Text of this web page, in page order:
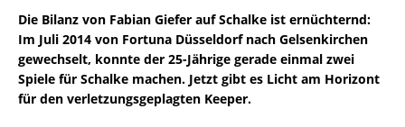
Die Bilanz von Fabian Giefer auf Schalke ist ernüchternd:
Im Juli 2014 von Fortuna Düsseldorf nach Gelsenkirchen
gewechselt, konnte der 25-Jährige gerade einmal zwei
Spiele für Schalke machen. Jetzt gibt es Licht am Horizont
für den verletzungsgeplagten Keeper.